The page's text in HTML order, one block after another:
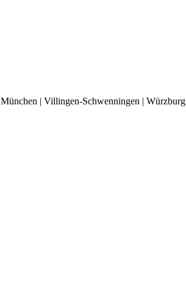
| Villingen-Schwenningen | Würzburg